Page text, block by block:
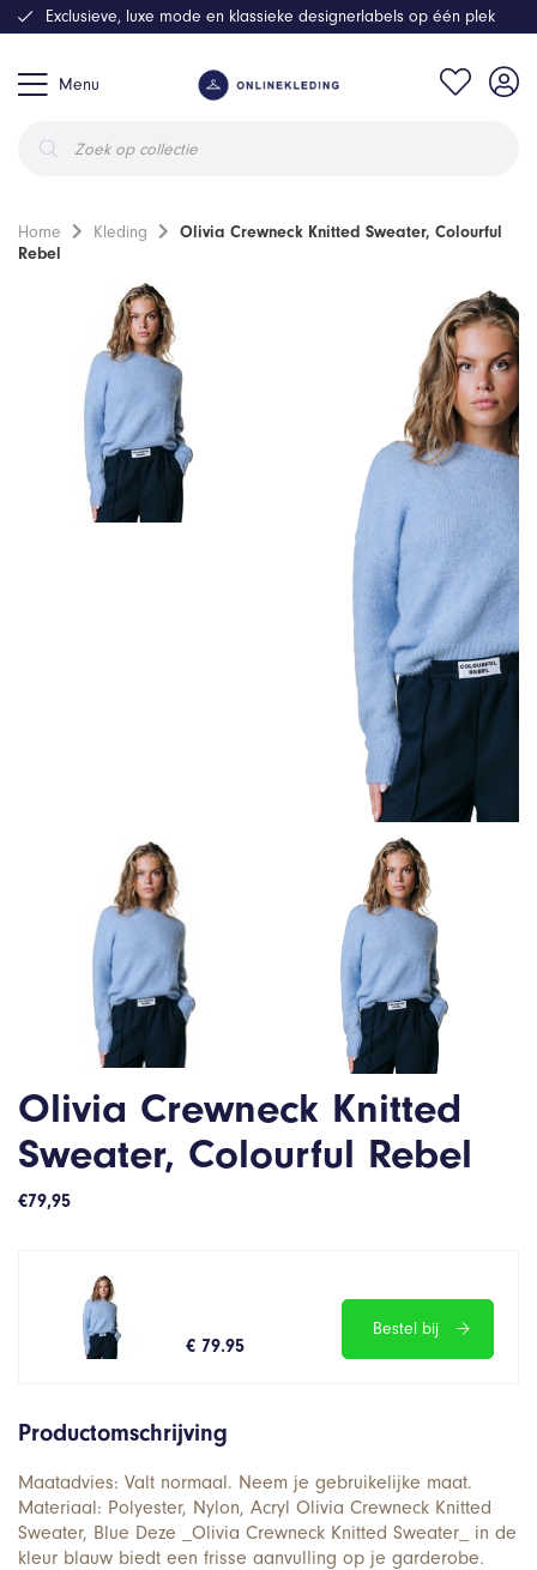
Menu
zoeken
Exclusieve, luxe mode en klassieke designerlabels op één plek
Home Kleding
Olivia Crewneck Knitted Sweater, Colourful
Rebel
Olivia Crewneck Knitted
Sweater, Colourful Rebel
€79,95
€ 79.95
Bestel bij
Productomschrijving
Maatadvies: Valt normaal. Neem je gebruikelijke maat.
Materiaal: Polyester, Nylon, Acryl Olivia Crewneck Knitted
Sweater, Blue Deze _Olivia Crewneck Knitted Sweater_ in de
kleur blauw biedt een frisse aanvulling op je garderobe.